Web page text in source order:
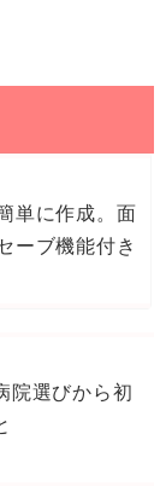
単に作成。面
ーブ機能付き
院選びから初